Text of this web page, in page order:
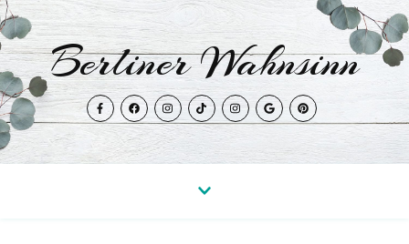
Berliner Wahnsinn